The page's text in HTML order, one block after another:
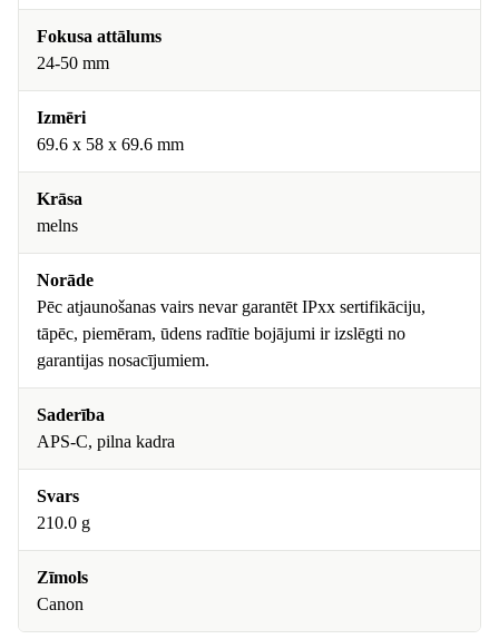
Fokusa attālums
24-50 mm
Izmēri
69.6 x 58 x 69.6 mm
Krāsa
melns
Norāde
Pēc atjaunošanas vairs nevar garantēt IPxx sertifikāciju,
tāpēc, piemēram, ūdens radītie bojājumi ir izslēgti no
garantijas nosacījumiem.
Saderība
APS-C, pilna kadra
Svars
210.0 g
Zīmols
Canon